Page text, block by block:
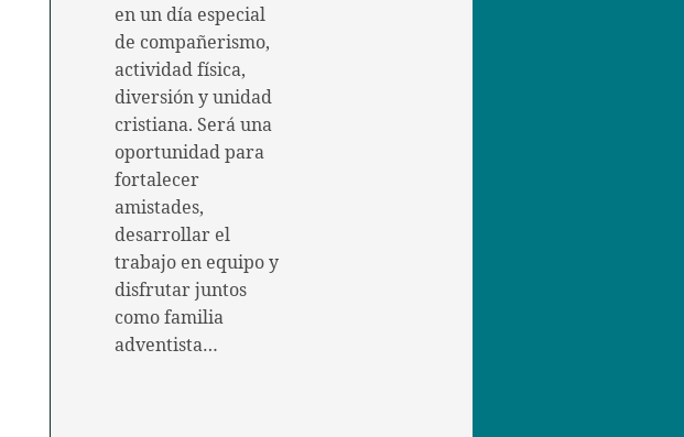
en un día especial
de compañerismo,
actividad física,
diversión y unidad
cristiana. Será una
oportunidad para
fortalecer
amistades,
desarrollar el
trabajo en equipo y
disfrutar juntos
como familia
adventista…